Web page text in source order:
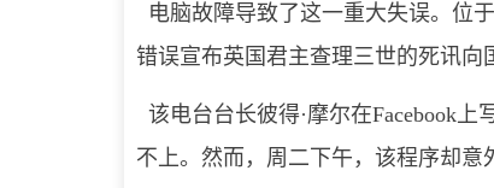
电脑故障导致了这一重大失误。位
错误宣布英国君主查理三世的死讯向
该电台台长彼得·摩尔在Facebook
不上。然而，周二下午，该程序却